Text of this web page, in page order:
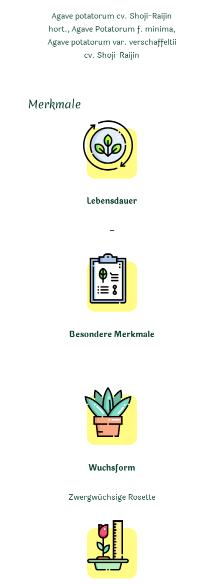
Agave potatorum cv. Shoji-Raijin
hort., Agave Potatorum f. minima,
Agave potatorum var. verschaffeltii
cv. Shoji-Raijin
Merkmale
Lebensdauer
–
Besondere Merkmale
–
Wuchsform
Zwergwüchsige Rosette